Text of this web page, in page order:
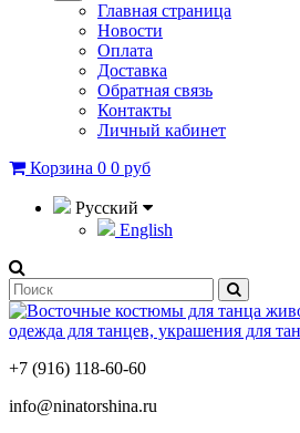
Главная страница
Новости
Оплата
Доставка
Обратная связь
Контакты
Личный кабинет
Корзина 0 0 руб
Русский
English
+7 (916) 118-60-60
info@ninatorshina.ru